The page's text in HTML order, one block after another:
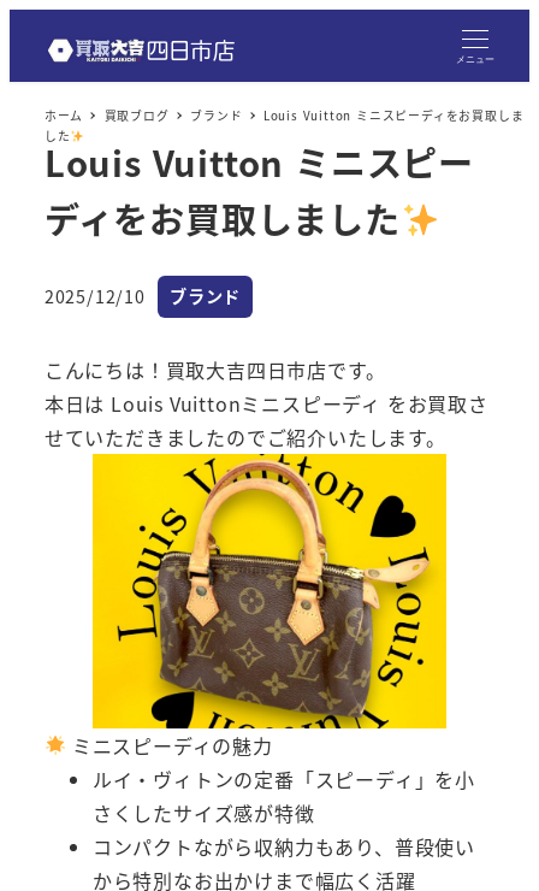
メニュー
ホーム 買取ブログ ブランド
Louis Vuitton ミニスピーディをお買取しま
した
Louis Vuitton ミニスピー
ディをお買取しました
投稿日
2025/12/10 カテゴリー
ブランド
こんにちは！買取大吉四日市店です。
本日は Louis Vuittonミニスピーディ をお買取さ
せていただきましたのでご紹介いたします。
ミニスピーディの魅力
ルイ・ヴィトンの定番「スピーディ」を小
さくしたサイズ感が特徴
コンパクトながら収納力もあり、普段使い
から特別なお出かけまで幅広く活躍